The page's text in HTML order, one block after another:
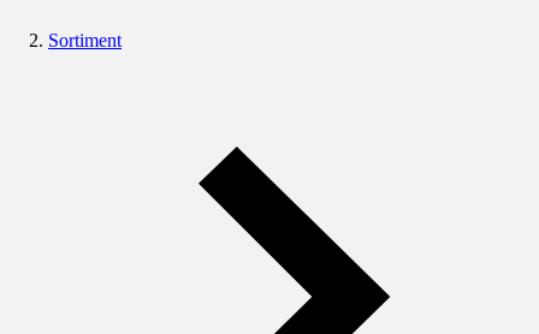
Sortiment